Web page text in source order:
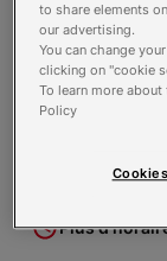
01 60 22 40 15
Contacter
Horaires
09h00 - 17h00
Plus
to share elements
our advertising.
You can change
clicking on "cookie
To learn more
Policy